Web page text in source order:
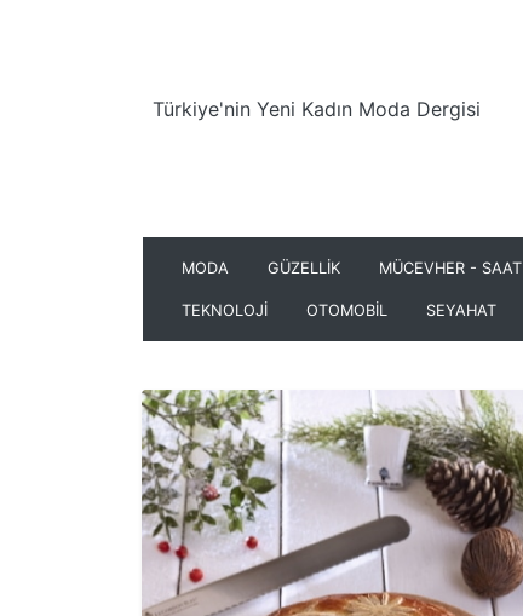
Türkiye'nin Yeni Kadın Moda Dergisi
MODA GÜZELLİK MÜCEVHER - SAAT
TEKNOLOJİ OTOMOBİL SEYAHAT